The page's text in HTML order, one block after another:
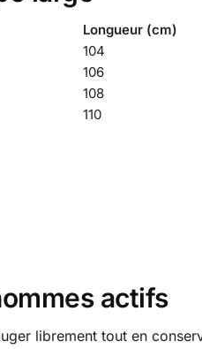
Longueur (cm)
104
106
108
110
actifs
librement tout en